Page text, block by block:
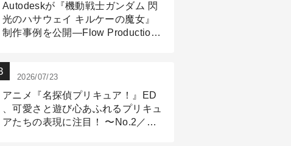
Autodeskが『機動戦士ガンダム 閃
光のハサウェイ キルケーの魔女』
制作事例を公開―Flow Production
2026/07/23
アニメ『名探偵プリキュア！』ED
、可愛さと遊び心あふれるプリキュ
アたちの表現に注目！ 〜No.2／モ